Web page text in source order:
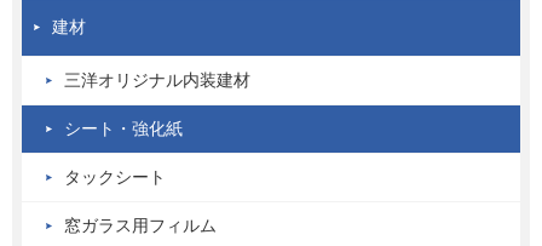
建材
三洋オリジナル内装建材
シート・強化紙
タックシート
窓ガラス用フィルム